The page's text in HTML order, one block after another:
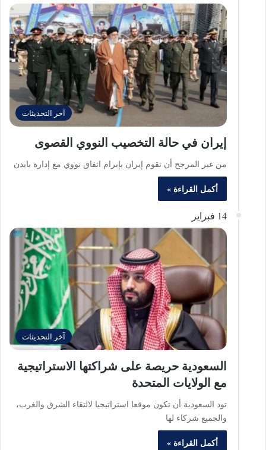
آخر التحديثات
إيران في حالة التخصيب النووي القصوى
من غير المرجح أن تقوم إيران بإبرام اتفاق نووي مع إدارة بايدن
أكمل القراءة »
14 فبراير
آخر التحديثات
السعودية حريصة على شراكتها الاستراتيجية
مع الولايات المتحدة
تود السعودية أن تكون موقعا استراتيجيا لالتقاء الشرق والغرب،
والجميع شركاء لها
أكمل القراءة »